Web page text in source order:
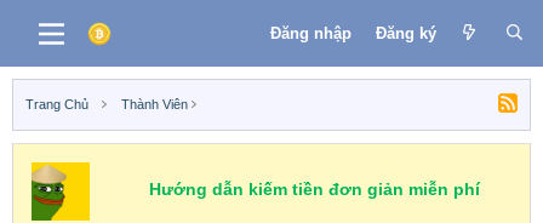
Đăng nhập Đăng ký
Trang Chủ Thành Viên
Hướng dẫn kiếm tiền đơn giản miễn phí